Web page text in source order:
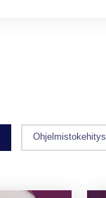
Ohjelmistokehitys